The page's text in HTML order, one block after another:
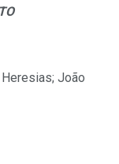
João